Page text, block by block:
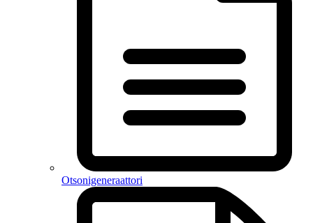
Otsonigeneraattori